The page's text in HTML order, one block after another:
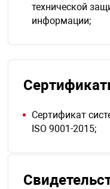
технической
информации;
Сертификат
ISO 9001-2015;